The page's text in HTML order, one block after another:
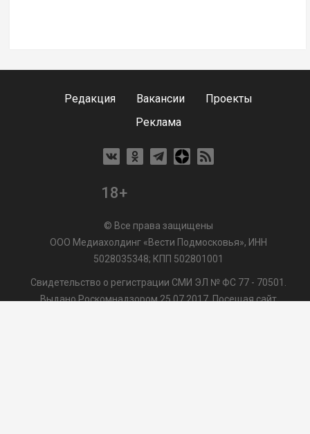
Редакция Вакансии
Проекты
Реклама
18+
© Все права защищены
ООО Медиахолдинг «Вести Подмосковья», ИНН
5028035348; КПП 502801001
Свидетельство о регистрации СМИ ЭЛ № ФС 77 - 70501.
Выдано Роскомнадзором 25.07.2017. Посещая сайт